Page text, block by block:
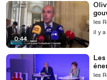
0:44
Olivier
de
les
il y a
les